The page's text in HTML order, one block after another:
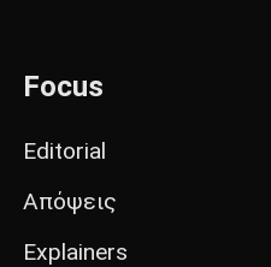
Focus
Editorial
Απόψεις
Explainers